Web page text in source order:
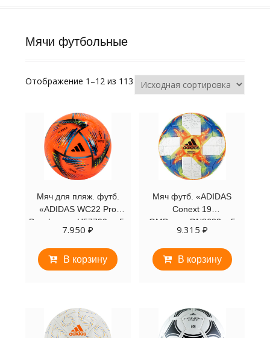
Мячи футбольные
Отображение 1–12 из 113
Мяч для пляж. футб.
«ADIDAS WC22 Pro
Beach», арт.H57790, р.5,
FIFA Pro, 12 пан, ТПУ,
маш.сш, оранж
7.950₽
В корзину
Мяч футб. «ADIDAS
Conext 19
OMB»,арт.DN8633,р.5
9.315 ₽
В корзину